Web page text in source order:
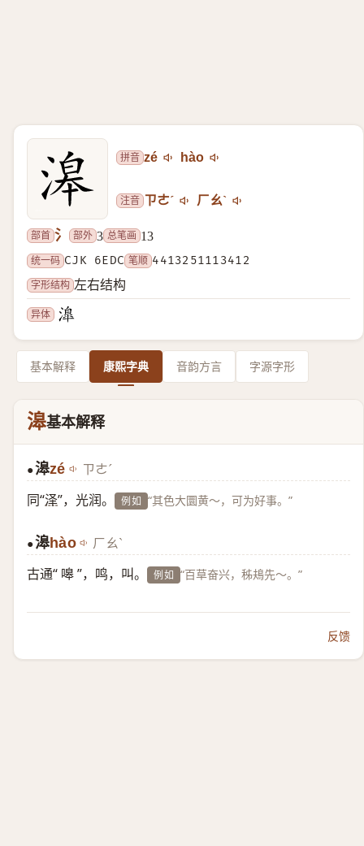
拼音 zé hào
注音 ㄗㄜˊ ㄏㄠˋ
部首 氵 部外 3 总笔画 13
统一码 CJK 6EDC 笔顺 4413251113412
字形结构 左右结构
异体
基本解释 康熙字典 音韵方言 字源字形
滜基本解释
●滜zé ㄗㄜˊ
同“泽”，光润。 例如 “其色大圜黄～，可为好事。”
●滜hào ㄏㄠˋ
古通“ 嗥 ”，鸣，叫。 例如 “百草奋兴，秭鳺先～。”
反馈